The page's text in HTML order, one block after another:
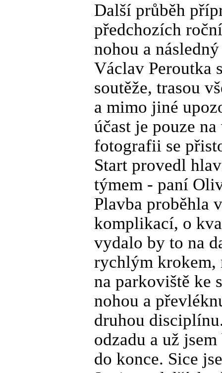
Další průběh
předchozích
nohou a
Václav Peroutka
soutěže, trasou
a mimo jiné
účast je pouze
fotografii se
Start provedl
týmem - paní
Plavba proběhla
komplikací, o
vydalo by to na
rychlým krokem,
na parkoviště ke
nohou a
druhou
odzadu a už
do konce. Sice